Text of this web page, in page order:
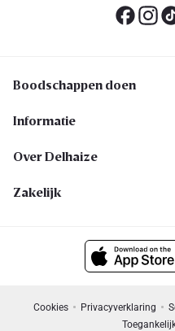
Boodschappen doen
Informatie
Over Delhaize
Zakelijk
Cookies Privacyverklaring